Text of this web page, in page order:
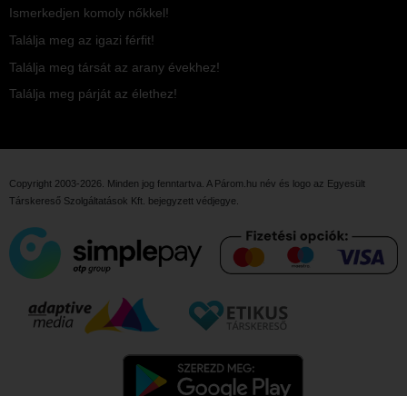
Ismerkedjen komoly nőkkel!
Találja meg az igazi férfit!
Találja meg társát az arany évekhez!
Találja meg párját az élethez!
Copyright 2003-2026. Minden jog fenntartva. A Párom.hu név és logo az Egyesült
Társkereső Szolgáltatások Kft.
bejegyzett védjegye.